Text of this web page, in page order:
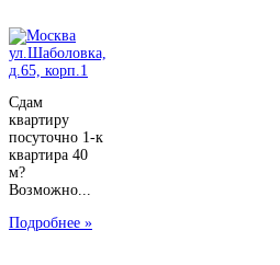
Сдам
квартиру
посуточно 1-к
квартира 40
м?
Возможно...
Подробнее »